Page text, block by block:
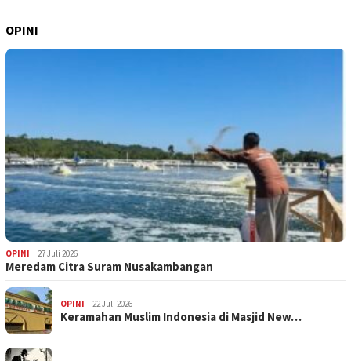
OPINI
OPINI 27 Juli 2026
Meredam Citra Suram Nusakambangan
OPINI 22 Juli 2026
Keramahan Muslim Indonesia di Masjid New…